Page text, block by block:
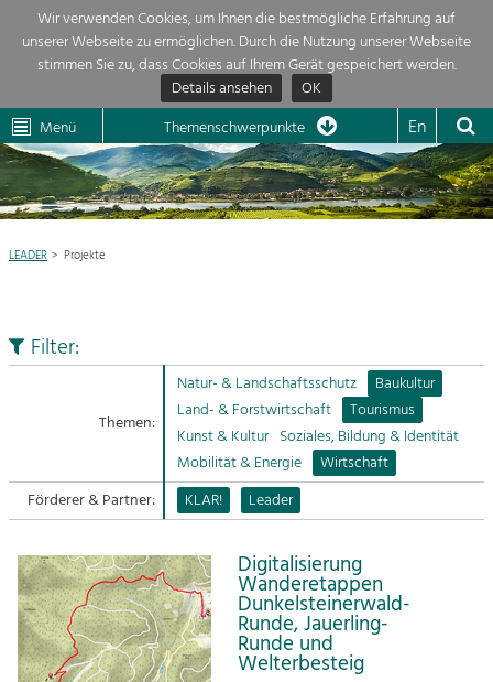
Wir verwenden Cookies, um Ihnen die bestmögliche Erfahrung auf
unserer Webseite zu ermöglichen. Durch die Nutzung unserer Webseite
stimmen Sie zu, dass Cookies auf Ihrem Gerät gespeichert werden.
Details ansehen
OK
Dunkelsteinerwald Klima
Menü Themenschwerpunkte En
Aktuelles 
Region 
Projekte
Mein Projekt 
Impressum
Kontakt
Themenübersicht
Die Regionalentwicklung in unserer Region ist sehr vielfältig. Deshalb
geben wir hier eine Übersicht über unsere Themenschwerpunkte. Für
mehr Informationen einfach das Thema anklicken und schon werden alle
Projekte in diesem Kontext angezeigt.
Natur- &
Baukultur
Ortsbild, Baukultur und nachhaltiges
Land- & Forstwirtschaft
Bewirtschaftung und Pflege der
Kulturlandschaft.
Angebotsentwicklung und
Positionierung.
Kunst & Kultur
Handwerk, Wissenschaft und Forschung.
LEADER Projekte
Filter:
Themen:
Natur- & Landschaftsschutz
Baukultur
Land- & Forstwirtschaft
Tourismus
Kunst & Kultur Soziales, Bildung & Identität
Mobilität & Energie
Wirtschaft
Förderer & Partner:
KLAR! Leader
Digitalisierung
Wanderetappen
Dunkelsteinerwald-
Runde, Jauerling-
Runde und
Welterbesteig